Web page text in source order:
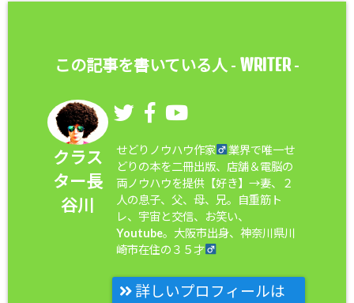
この記事を書いている人 - WRITER -
クラス
ター長
谷川
せどりノウハウ作家
業界で唯一せ
どりの本を二冊出版、店舗＆電脳の
両ノウハウを提供【好き】→妻、２
人の息子、父、母、兄。自重筋ト
レ、宇宙と交信、お笑い、
Youtube。大阪市出身、神奈川県川
崎市在住の３５才
詳しいプロフィールは